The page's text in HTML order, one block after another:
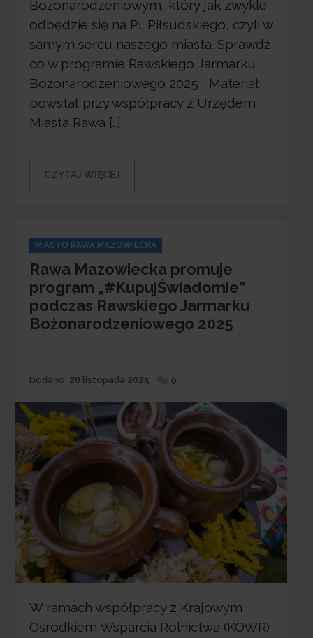
Bożonarodzeniowym, który jak zwykle
odbędzie się na Pl. Piłsudskiego, czyli w
samym sercu naszego miasta. Sprawdź
co w programie Rawskiego Jarmarku
Bożonarodzeniowego 2025 Materiał
powstał przy współpracy z Urzędem
Miasta Rawa […]
CZYTAJ WIĘCEJ
Categories
MIASTO RAWA MAZOWIECKA
Rawa Mazowiecka promuje
program „#KupujŚwiadomie”
podczas Rawskiego Jarmarku
Bożonarodzeniowego 2025
Dodane
Dodano 28 listopada 2025 0
W ramach współpracy z Krajowym
Ośrodkiem Wsparcia Rolnictwa (KOWR)